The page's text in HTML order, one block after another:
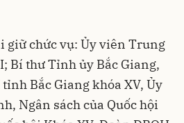
giữ chức vụ: Ủy viên Trung
Bí thư Tỉnh ủy Bắc Giang,
Bắc Giang khóa XV, Ủy
Ngân sách của Quốc hội